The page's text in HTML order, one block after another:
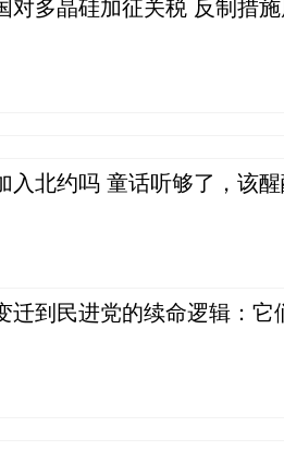
对多晶硅加征关税 反制措
入北约吗 童话听够了，该醒
迁到民进党的续命逻辑：它